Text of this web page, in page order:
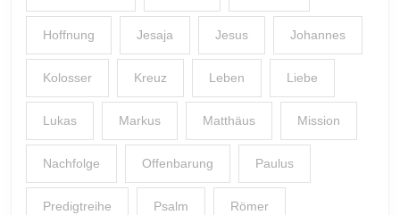
Hoffnung Jesaja Jesus Johannes
Kolosser Kreuz Leben Liebe
Lukas Markus Matthäus Mission
Nachfolge Offenbarung Paulus
Predigtreihe Psalm Römer